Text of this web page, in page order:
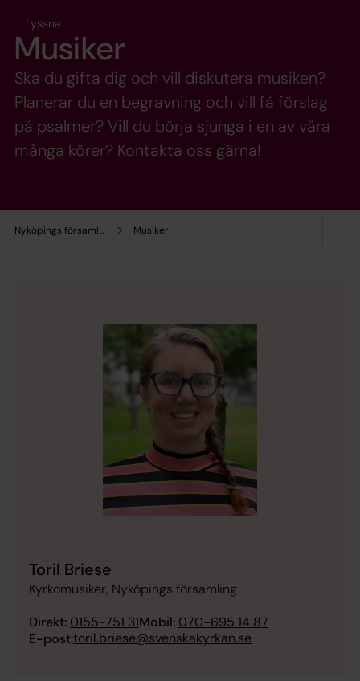
Nyköpings församling Musiker
Lyssna
Musiker
Ska du gifta dig och vill diskutera musiken?
Planerar du en begravning och vill få förslag
på psalmer? Vill du börja sjunga i en av våra
många körer? Kontakta oss gärna!
Toril Briese
Kyrkomusiker, Nyköpings församling
Direkt: 0155-751 31Mobil: 070-695 14 87
E-post:toril.briese@svenskakyrkan.se